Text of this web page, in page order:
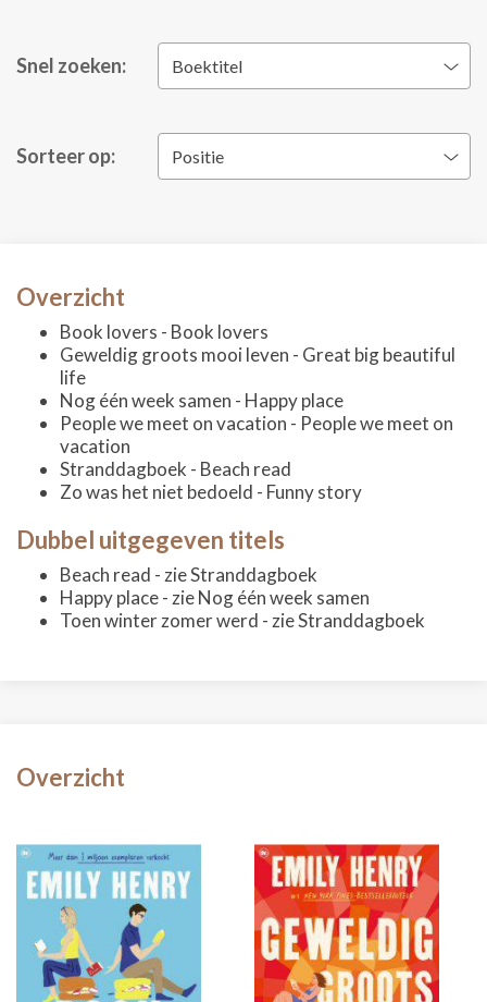
Snel zoeken: Boektitel
Sorteer op: Positie
Overzicht
Book lovers - Book lovers
Geweldig groots mooi leven - Great big beautiful
life
Nog één week samen - Happy place
People we meet on vacation - People we meet on
vacation
Stranddagboek - Beach read
Zo was het niet bedoeld - Funny story
Dubbel uitgegeven titels
Beach read - zie Stranddagboek
Happy place - zie Nog één week samen
Toen winter zomer werd - zie Stranddagboek
Overzicht